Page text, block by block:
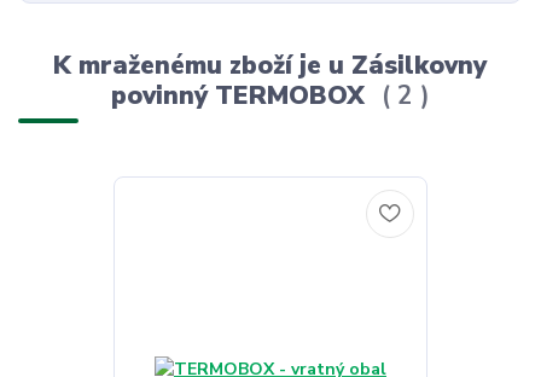
K mraženému zboží je u Zásilkovny
povinný TERMOBOX
2